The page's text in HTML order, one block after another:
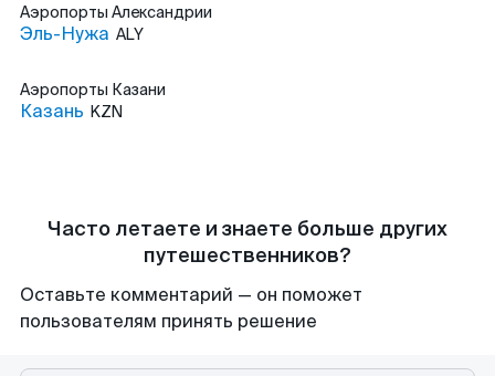
Аэропорты Александрии
Эль-Нужа ALY
Аэропорты Казани
Казань KZN
Часто летаете и знаете больше других
путешественников?
Оставьте комментарий — он поможет
пользователям принять решение